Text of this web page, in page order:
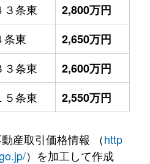
３条東
2,800万円
条東
2,650万円
３条東
2,600万円
５条東 2,550万円
産取引価格情報 （http
）を加工して作成